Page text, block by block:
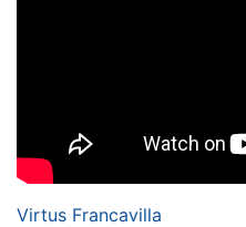
Virtus Francavilla